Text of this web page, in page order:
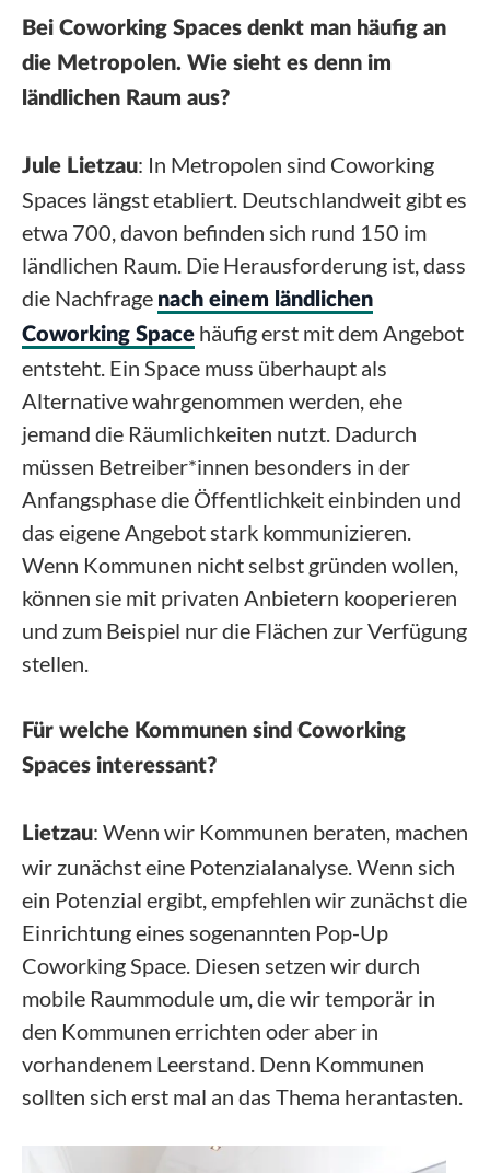
Bei Coworking Spaces denkt man häufig an
die Metropolen. Wie sieht es denn im
ländlichen Raum aus?
Jule Lietzau: In Metropolen sind Coworking
Spaces längst etabliert. Deutschlandweit gibt es
etwa 700, davon befinden sich rund 150 im
ländlichen Raum. Die Herausforderung ist, dass
die Nachfrage nach einem ländlichen
Coworking Space häufig erst mit dem Angebot
entsteht. Ein Space muss überhaupt als
Alternative wahrgenommen werden, ehe
jemand die Räumlichkeiten nutzt. Dadurch
müssen Betreiber*innen besonders in der
Anfangsphase die Öffentlichkeit einbinden und
das eigene Angebot stark kommunizieren.
Wenn Kommunen nicht selbst gründen wollen,
können sie mit privaten Anbietern kooperieren
und zum Beispiel nur die Flächen zur Verfügung
stellen.
Für welche Kommunen sind Coworking
Spaces interessant?
Lietzau: Wenn wir Kommunen beraten, machen
wir zunächst eine Potenzialanalyse. Wenn sich
ein Potenzial ergibt, empfehlen wir zunächst die
Einrichtung eines sogenannten Pop-Up
Coworking Space. Diesen setzen wir durch
mobile Raummodule um, die wir temporär in
den Kommunen errichten oder aber in
vorhandenem Leerstand. Denn Kommunen
sollten sich erst mal an das Thema herantasten.